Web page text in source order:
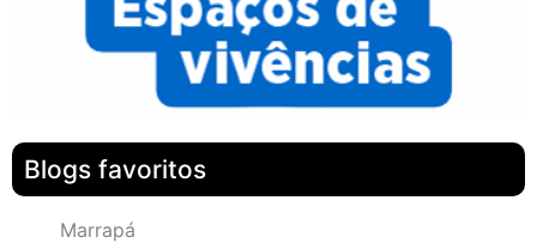
Blogs favoritos
Marrapá